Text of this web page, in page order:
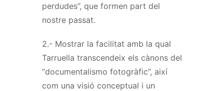
perdudes’’, que formen part del
nostre passat.
2.- Mostrar la facilitat amb la qual
Tarruella transcendeix els cànons del
“documentalismo fotogràfic”, així
com una visió conceptual i un